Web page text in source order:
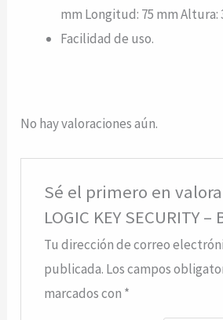
mm Longitud: 75 mm Altura:
Facilidad de uso.
No hay valoraciones aún.
Sé el primero en
LOGIC KEY SECURITY –
Tu dirección de correo
publicada. Los campos
marcados con *